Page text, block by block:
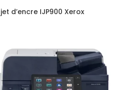
d’encre IJP900 Xerox